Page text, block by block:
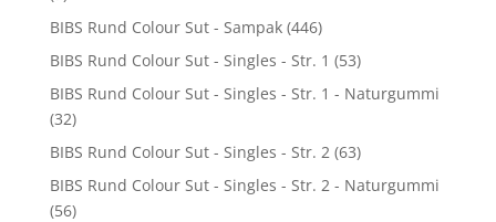
BIBS Rund Colour Sut - Sampak (446)
BIBS Rund Colour Sut - Singles - Str. 1 (53)
BIBS Rund Colour Sut - Singles - Str. 1 - Naturgummi
(32)
BIBS Rund Colour Sut - Singles - Str. 2 (63)
BIBS Rund Colour Sut - Singles - Str. 2 - Naturgummi
(56)